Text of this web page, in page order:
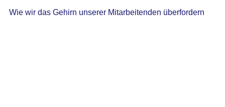
Wie wir das Gehirn unserer Mitarbeitenden überfordern